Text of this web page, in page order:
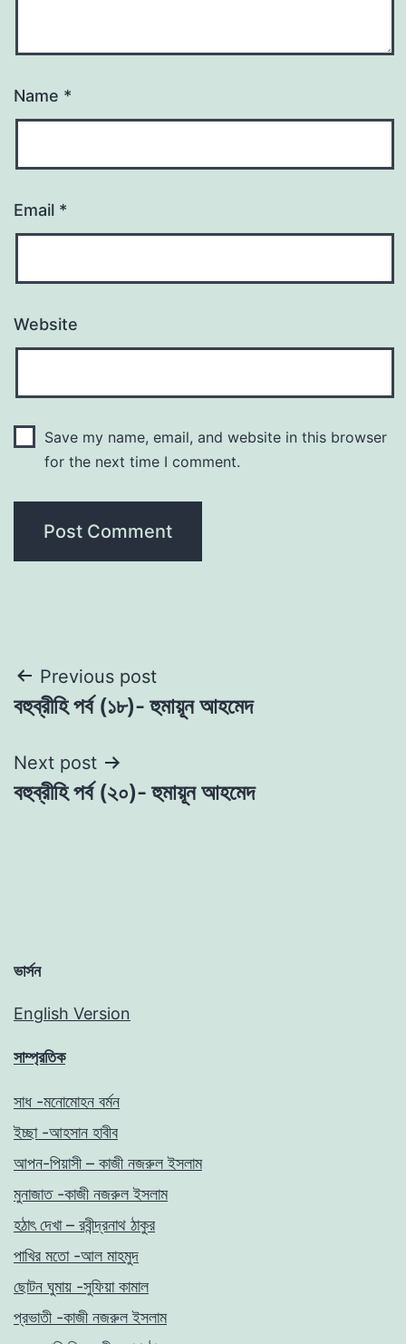
Name *
Email *
Website
Save my name, email, and website in this browser
for the next time I comment.
Post
navigation
Previous post
বহুব্রীহি পর্ব (১৮)- হুমায়ূন আহমেদ
Next post
বহুব্রীহি পর্ব (২০)- হুমায়ূন আহমেদ
ভার্সন
English Version
সাম্প্রতিক
সাধ -মনোমোহন বর্মন
ইচ্ছা -আহসান হাবীব
আপন-পিয়াসী – কাজী নজরুল ইসলাম
মুনাজাত -কাজী নজরুল ইসলাম
হঠাৎ দেখা – রবীন্দ্রনাথ ঠাকুর
পাখির মতো -আল মাহমুদ
ছোটন ঘুমায় -সুফিয়া কামাল
প্রভাতী -কাজী নজরুল ইসলাম